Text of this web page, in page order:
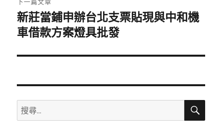
下
一
文
新莊當鋪申辦台北支票貼現與中和機
車借款方案燈具批發
搜
尋
搜